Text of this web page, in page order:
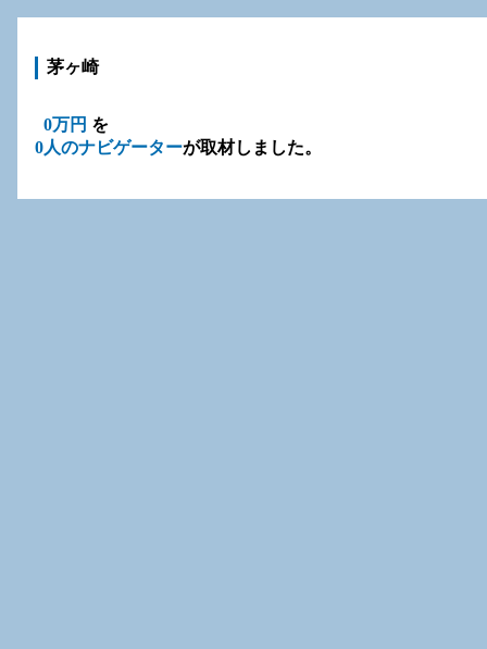
茅ヶ崎
0万円 を
0人のナビゲーターが取材しました。